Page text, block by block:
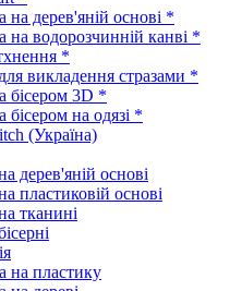
дерев'яній основі *
водорозчинній канві *
*
викладення стразами *
бісером 3D *
на одязі *
(Україна)
дерев'яній основі
пластиковій основі
тканині
на пластику